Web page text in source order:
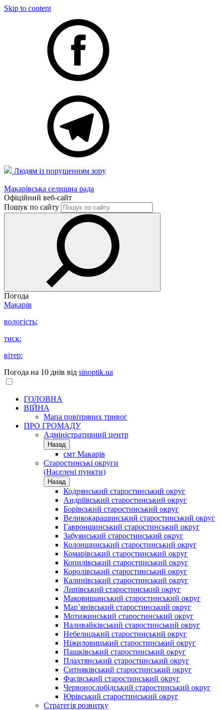
Skip to content
Людям із порушенням зору
Макарівська селищна рада
Офіційний веб-сайт
Пошук по сайту
Погода
Макарів
вологість:
тиск:
вітер:
Погода на 10 днів від sinoptik.ua
ГОЛОВНА
ВІЙНА
Мапа повітряних тривог
ПРО ГРОМАДУ
Aдміністративний центр
Назад
смт Макарів
Старостинські округи
(Населені пункти)
Назад
Кодрянський старостинський округ
Андріївський старостинський округ
Борівський старостинський округ
Великокарашинський старостинський округ
Гавронщинський старостинський округ
Забуянський старостинський округ
Колонщинський старостинський округ
Комарівський старостинський округ
Копилівський старостинський округ
Королівський старостинський округ
Калинівський старостинський округ
Липівський старостинський округ
Маковищанський старостинський округ
Мар’янівський старостинський округ
Мотижинський старостинський округ
Наливайківський старостинський округ
Небелицький старостинський округ
Ніжиловицький старостинський округ
Пашківський старостинський округ
Плахтянський старостинський округ
Ситняківський старостинський округ
Фасівський старостинський округ
Червонослобідський старостинський округ
Юрівський старостинський округ
Стратегія розвитку